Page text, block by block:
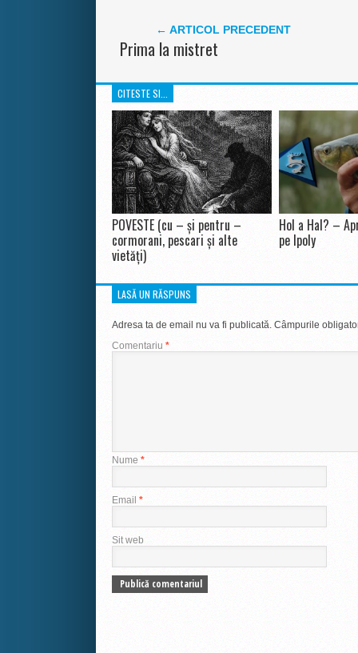
← ARTICOL PRECEDENT
Prima la mistret
CITESTE SI...
POVESTE (cu – și pentru –
cormorani, pescari și alte
vietăți)
Hol a Hal? –
pe Ipoly
LASĂ UN RĂSPUNS
Adresa ta de email nu va fi publicată. Câmpurile
Comentariu *
Nume *
Email *
Sit web